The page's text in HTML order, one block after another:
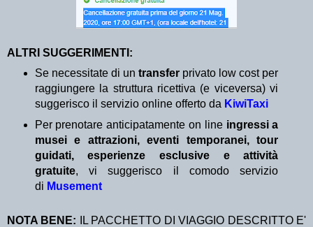
ALTRI SUGGERIMENTI:
Se necessitate di un transfer privato low cost per
raggiungere la struttura ricettiva (e viceversa) vi
suggerisco il servizio online offerto da KiwiTaxi
Per prenotare anticipatamente on line ingressi a
musei e attrazioni, eventi temporanei, tour
guidati, esperienze esclusive e attività
gratuite, vi suggerisco il comodo servizio
di Musement
NOTA BENE:
IL PACCHETTO DI VIAGGIO DESCRITTO E'